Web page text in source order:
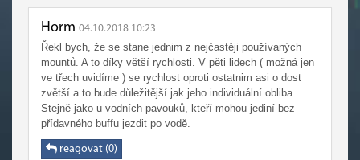
Horm 04.10.2018 10:23
Řekl bych, že se stane jednim z nejčastěji používaných
mountů. A to díky větší rychlosti. V pěti lidech ( možná jen
ve třech uvidíme ) se rychlost oproti ostatnim asi o dost
zvětší a to bude důležitější jak jeho individuální obliba.
Stejně jako u vodních pavouků, kteří mohou jediní bez
přídavného buffu jezdit po vodě.
reagovat (0)